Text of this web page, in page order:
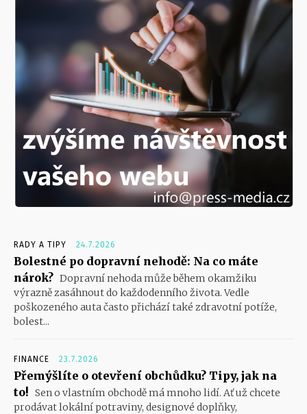
RADY A TIPY 24.7.2026
Bolestné po dopravní nehodě: Na co máte
nárok? Dopravní nehoda může během okamžiku
výrazně zasáhnout do každodenního života. Vedle
poškozeného auta často přichází také zdravotní potíže,
bolest...
FINANCE 23.7.2026
Přemýšlíte o otevření obchůdku? Tipy, jak na
to! Sen o vlastním obchodě má mnoho lidí. Ať už chcete
prodávat lokální potraviny, designové doplňky,